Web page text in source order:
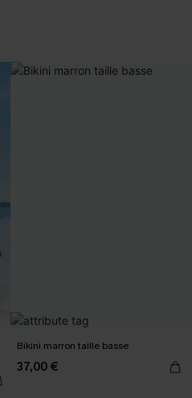
Bikini marron taille basse
37,00 €